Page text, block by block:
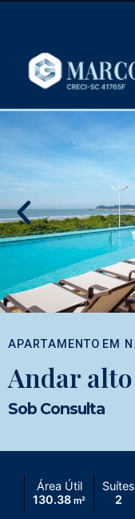
APARTAMENTO EM
Andar
Sob Consulta
Área Útil
130.38 m²
Suítes
2